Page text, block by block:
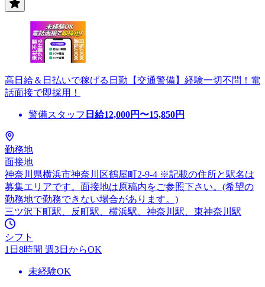
高日給＆日払いで稼げる日勤【交通警備】経験一切不問！電
話面接で即採用！
警備スタッフ 日給12,000円〜15,850円
勤務地
面接地
神奈川県横浜市神奈川区鶴屋町2-9-4 ※記載の住所と駅名は
募集エリアです。面接地は原稿内をご参照下さい。(希望の
勤務地で勤務できない場合があります。)
三ツ沢下町駅、反町駅、横浜駅、神奈川駅、東神奈川駅
シフト
1日8時間 週3日からOK
未経験OK